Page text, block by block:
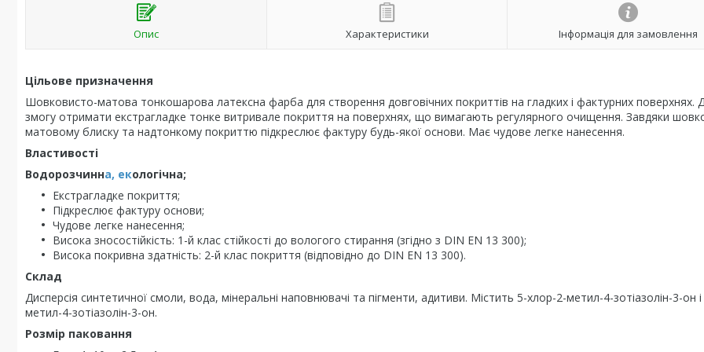
Опис Характеристики Інформація для замовлення
Цільове призначення
Шовковисто-матова тонкошарова латексна фарба для створення довговічних покриттів на гладких і фактурних поверхнях.
змогу отримати екстрагладке тонке витривале покриття на поверхнях, що вимагають регулярного очищення. Завдяки
матовому блиску та надтонкому покриттю підкреслює фактуру будь-якої основи. Має чудове легке нанесення.
Властивості
Водорозчинна, екологічна;
Екстрагладке покриття;
Підкреслює фактуру основи;
Чудове легке нанесення;
Висока зносостійкість: 1-й клас стійкості до вологого стирання (згідно з DIN EN 13 300);
Висока покривна здатність: 2-й клас покриття (відповідно до DIN EN 13 300).
Склад
Дисперсія синтетичної смоли, вода, мінеральні наповнювачі та пігменти, адитиви. Містить 5-хлор-2-метил-4-зотіазолін-3-он
метил-4-зотіазолін-3-он.
Розмір паковання